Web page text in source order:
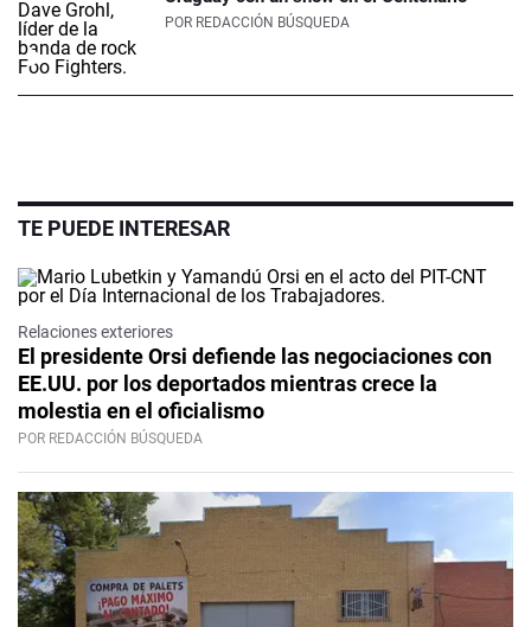
POR REDACCIÓN BÚSQUEDA
TE PUEDE INTERESAR
Relaciones exteriores
El presidente Orsi defiende las negociaciones con
EE.UU. por los deportados mientras crece la
molestia en el oficialismo
POR REDACCIÓN BÚSQUEDA